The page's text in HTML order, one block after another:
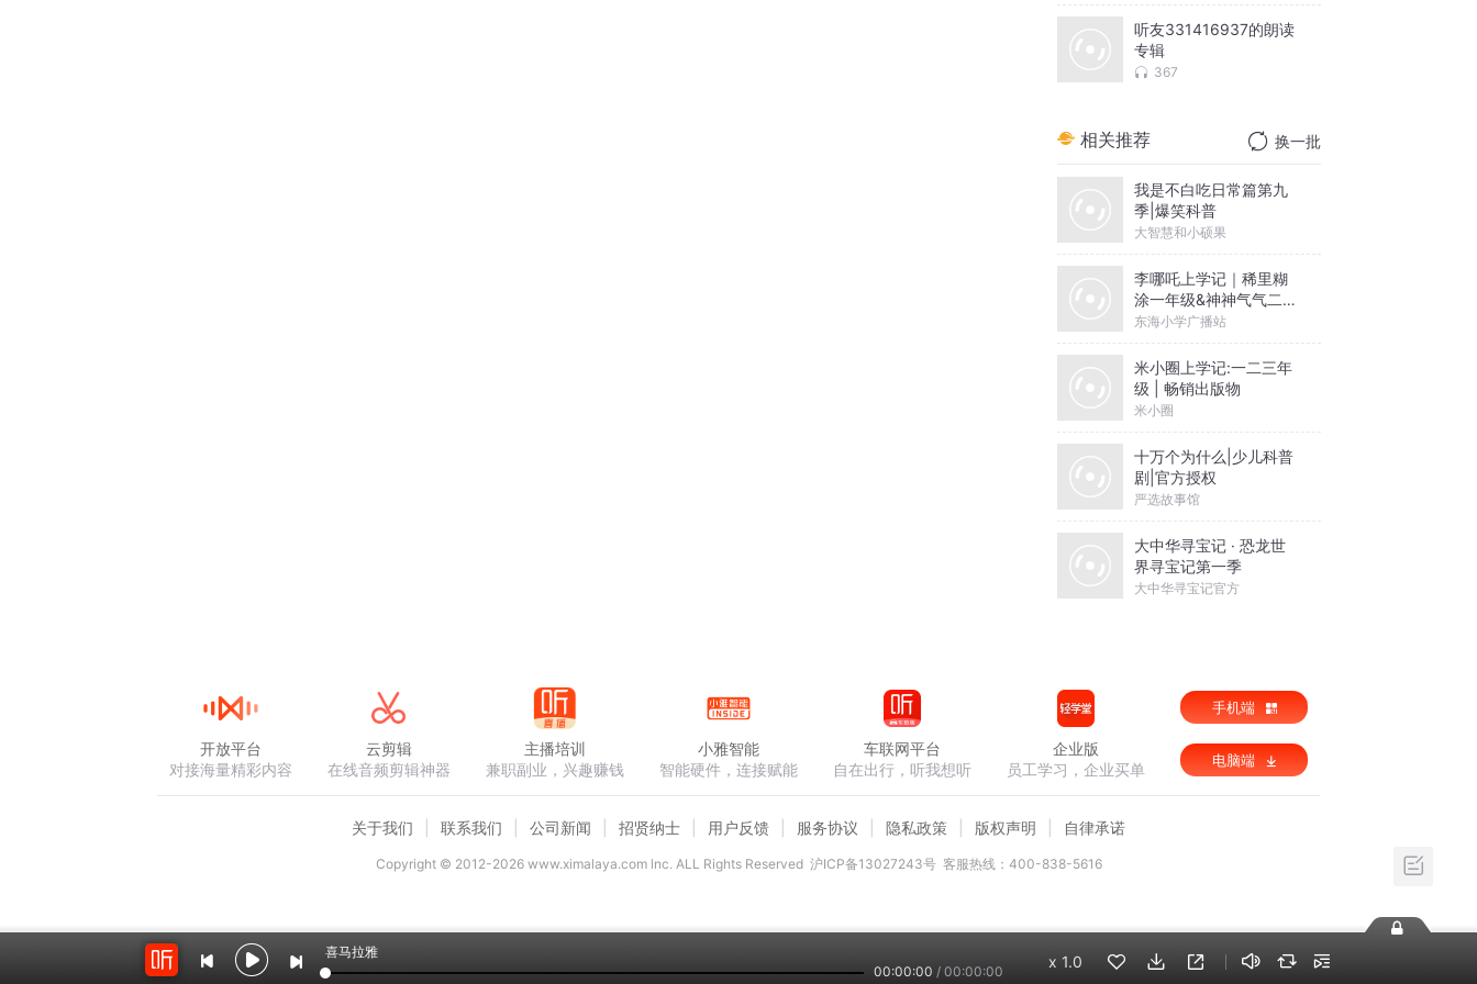
听友331416937的朗读
专辑
367
相关推荐 换一批
我是不白吃日常篇第九
季|爆笑科普
大智慧和小硕果
李哪吒上学记｜稀里糊
涂一年级&神神气气二年
级
东海小学广播站
米小圈上学记:一二三年
级 | 畅销出版物
米小圈
十万个为什么|少儿科普
剧|官方授权
严选故事馆
大中华寻宝记 · 恐龙世
界寻宝记第一季
大中华寻宝记官方
喜马拉雅
00:00:00 / 00:00:00
x 1.0
开放平台
对接海量精彩内容
云剪辑
在线音频剪辑神器
主播培训
兼职副业，兴趣赚钱
小雅智能
智能硬件，连接赋能
车联网平台
自在出行，听我想听
企业版
员工学习，企业买单
手机端
电脑端
关于我们 联系我们 公司新闻 招贤纳士 用户反馈 服务协议 隐私政策 版权声明 自律承诺
Copyright © 2012-2026www.ximalaya.com lnc. ALL Rights Reserved 沪ICP备13027243号 客服热线：400-838-5616